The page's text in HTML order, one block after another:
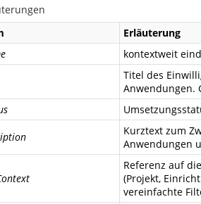
Erläuterung
kontextweit
Titel des
Anwendungen.
Kurztext zum
Anwendungen
Referenz auf
(Projekt,
vereinfachte